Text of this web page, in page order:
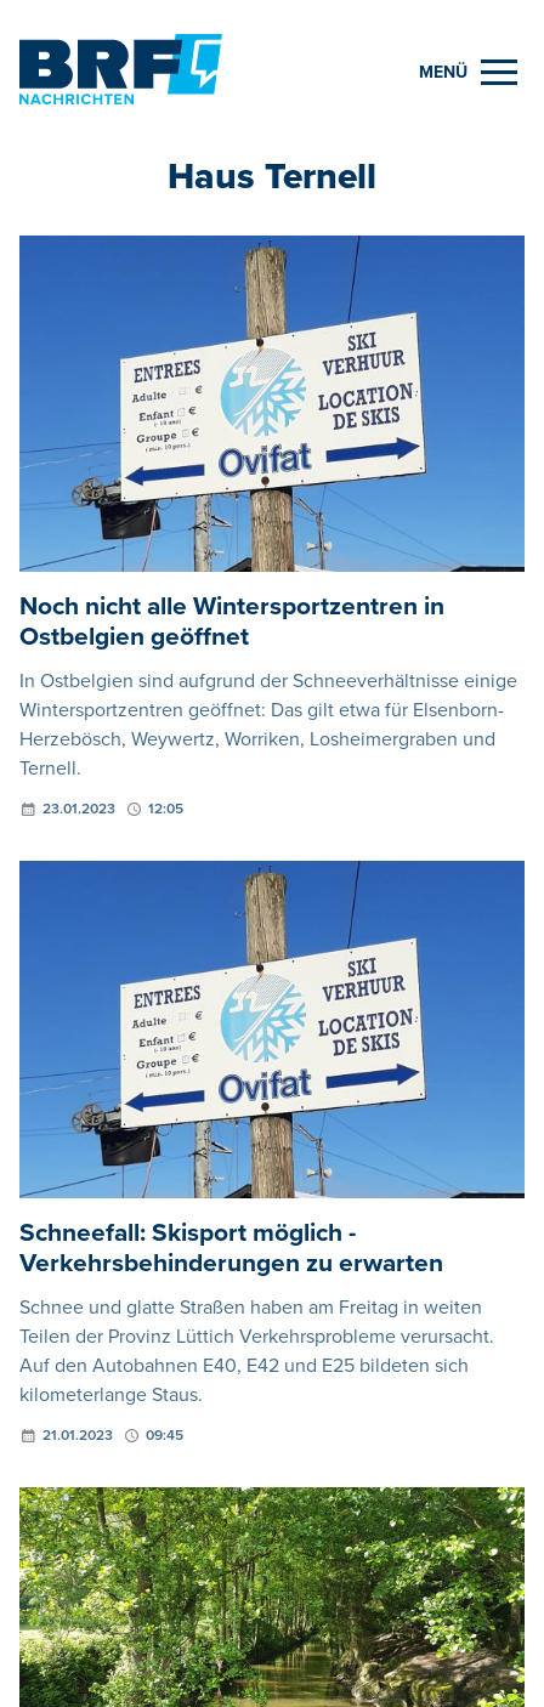
MENÜ
Haus Ternell
Noch nicht alle Wintersportzentren in
Ostbelgien geöffnet
In Ostbelgien sind aufgrund der Schneeverhältnisse einige
Wintersportzentren geöffnet: Das gilt etwa für Elsenborn-
Herzebösch, Weywertz, Worriken, Losheimergraben und
Ternell.
23.01.2023 12:05
Schneefall: Skisport möglich -
Verkehrsbehinderungen zu erwarten
Schnee und glatte Straßen haben am Freitag in weiten
Teilen der Provinz Lüttich Verkehrsprobleme verursacht.
Auf den Autobahnen E40, E42 und E25 bildeten sich
kilometerlange Staus.
21.01.2023 09:45